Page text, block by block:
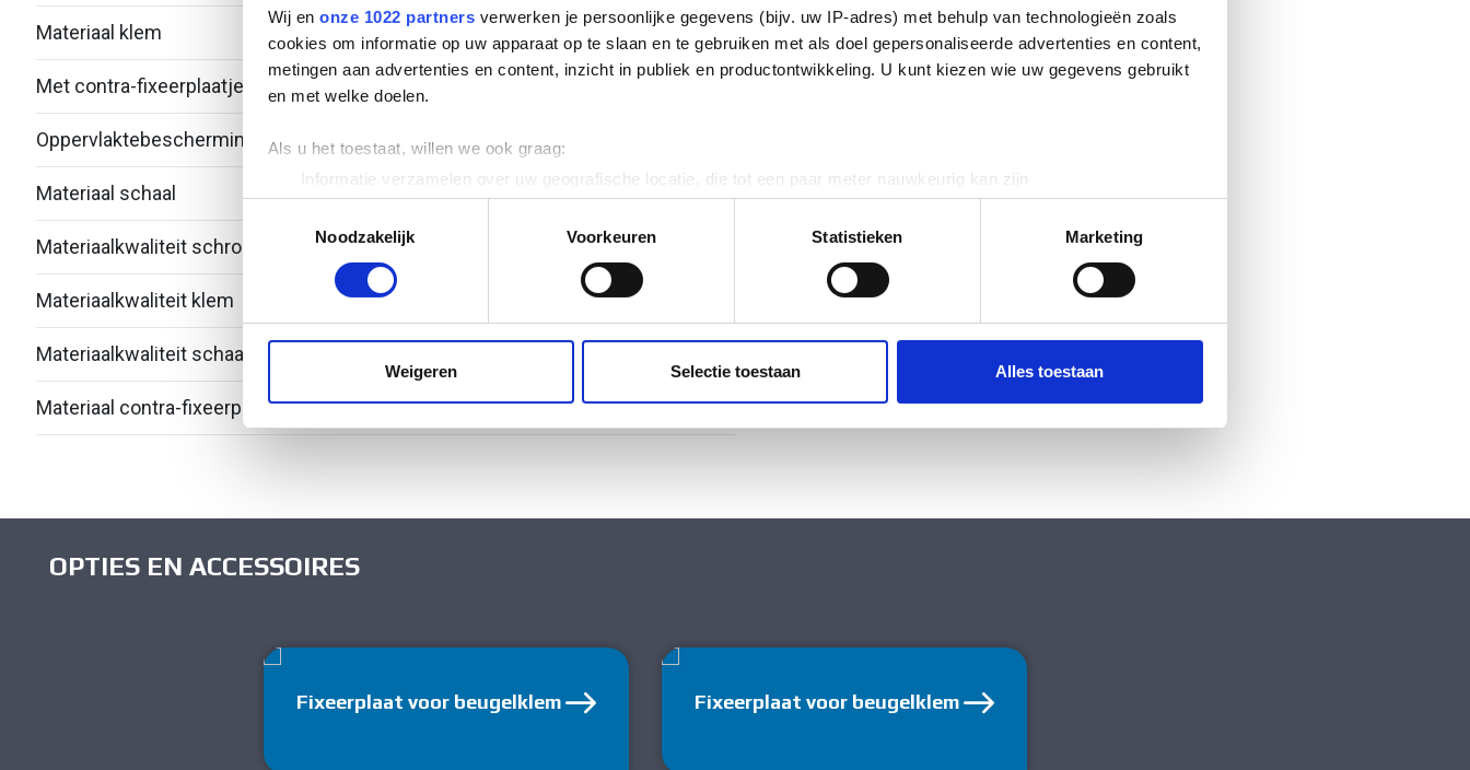
Wij en onze 1022 partners verwerken je persoonlijke gegevens (bijv. uw IP-adres) met behulp van technologieën zoals
cookies om informatie op uw apparaat op te slaan en te gebruiken met als doel gepersonaliseerde advertenties en content,
metingen aan advertenties en content, inzicht in publiek en productontwikkeling. U kunt kiezen wie uw gegevens gebruikt
en met welke doelen.
Als u het toestaat, willen we ook graag:
Informatie verzamelen over uw geografische locatie, die tot een paar meter nauwkeurig kan zijn
Uw apparaat identificeren door het actief te scannen op specifieke eigenschappen (fingerprinting)
Lees meer over hoe uw persoonlijke gegevens worden verwerkt en stel uw voorkeuren in het
detailgedeeltein. U kunt uw
toestemming op elk moment wijzigen of intrekken in de Cookieverklaring.
websiteverkeer te analyseren. Ook delen we informatie over uw gebruik van onze site met onze partners voor social
media, adverteren en analyse. Deze partners kunnen deze gegevens combineren met andere informatie die u aan ze heeft
Noodzakelijk
Voorkeuren Statistieken Marketing
Weigeren Selectie toestaan Alles toestaan
Materiaal klem
Met contra-fixeerplaatje
Oppervlaktebescherming schaal
Materiaal schaal Aluminium
Materiaalkwaliteit schroef
Materiaalkwaliteit klem
Materiaalkwaliteit schaal
Materiaal contra-fixeerplaatje Kunststof
OPTIES EN ACCESSOIRES
Fixeerplaat voor beugelklem Fixeerplaat voor beugelklem